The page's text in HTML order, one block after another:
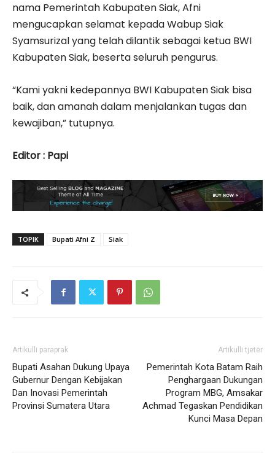
nama Pemerintah Kabupaten Siak, Afni
mengucapkan selamat kepada Wabup Siak
Syamsurizal yang telah dilantik sebagai ketua BWI
Kabupaten Siak, beserta seluruh pengurus.
“Kami yakni kedepannya BWI Kabupaten Siak bisa
baik, dan amanah dalam menjalankan tugas dan
kewajiban,” tutupnya.
Editor : Papi
TOPIK Bupati Afni Z Siak
Artikulli paraprak
Bupati Asahan Dukung Upaya
Gubernur Dengan Kebijakan
Dan Inovasi Pemerintah
Provinsi Sumatera Utara
Artikulli tjetër
Pemerintah Kota Batam Raih
Penghargaan Dukungan
Program MBG, Amsakar
Achmad Tegaskan Pendidikan
Kunci Masa Depan